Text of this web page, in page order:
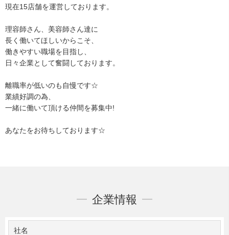
現在15店舗を運営しております。
理容師さん、美容師さん達に
長く働いてほしいからこそ、
働きやすい職場を目指し、
日々企業として奮闘しております。
離職率が低いのも自慢です☆
業績好調の為、
一緒に働いて頂ける仲間を募集中!
あなたをお待ちしております☆
企業情報
社名